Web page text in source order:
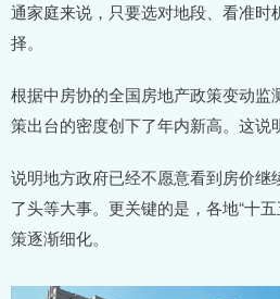
通家庭来说，只要选对地段、看准时
择。
根据中房协的全国房地产政策变动监
策出台的密度创下了年内新高。这说
说明地方政府已经不愿意看到房价继
了头等大事。更关键的是，各地“十
策逐渐细化。